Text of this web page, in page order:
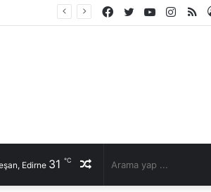
talep YouTube
Twitter
Facebook
Rastgele
Edirne 31 ℃